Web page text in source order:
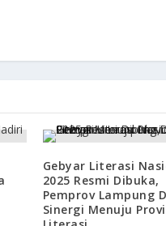
Gebyar Literasi
2025 Resmi Dibuka,
Pemprov Lampung
Sinergi Menuju